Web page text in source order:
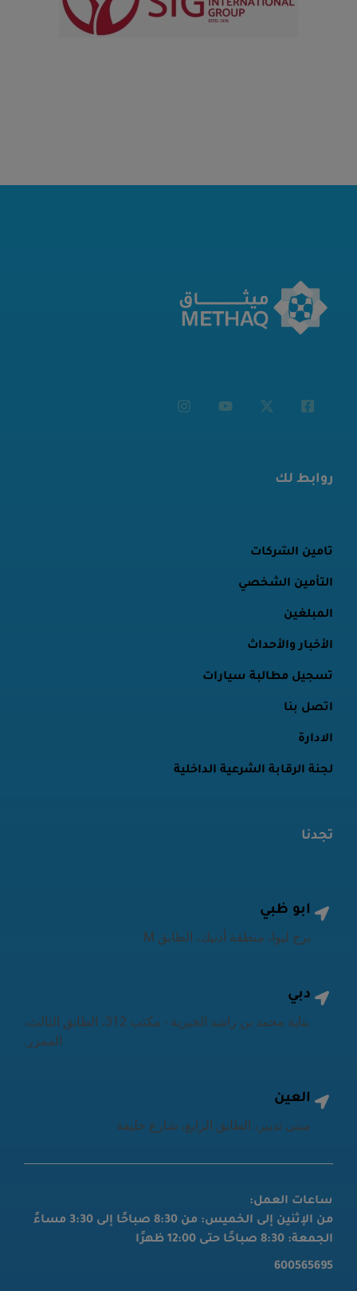
روابط لك
تأمين الشركات
التأمين الشخصي
المبلغين
الأخبار والأحداث
تسجيل مطالبة سيارات
اتصل بنا
الادارة
لجنة الرقابة الشرعية الداخلية
تجدنا
أبو ظبي
برج ليوا، منطقة أدنيك، الطابق M
دبي
بناية محمد بن راشد الخيرية - مكتب 312، الطابق الثالث،
الممزر.
العين
مبنى تدبير، الطابق الرابع، شارع خليفة
ساعات العمل:
من الإثنين إلى الخميس: من 8:30 صباحًا إلى 3:30 مساءً
الجمعة: 8:30 صباحًا حتى 12:00 ظهرًا
600565695